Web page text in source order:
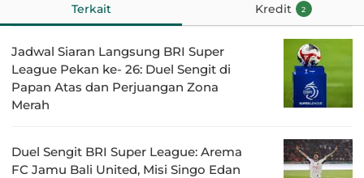
Terkait Kredit 2
Jadwal Siaran Langsung BRI Super
League Pekan ke- 26: Duel Sengit di
Papan Atas dan Perjuangan Zona
Merah
Duel Sengit BRI Super League: Arema
FC Jamu Bali United, Misi Singo Edan